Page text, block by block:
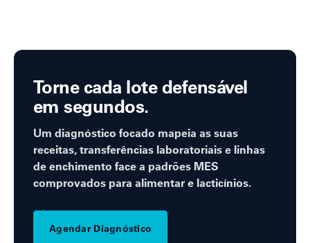
Torne cada lote defensável
em segundos.
Um diagnóstico focado mapeia as suas
receitas, transferências laboratoriais e linhas
de enchimento face a padrões MES
comprovados para alimentar e lacticínios.
Agendar Diagnóstico